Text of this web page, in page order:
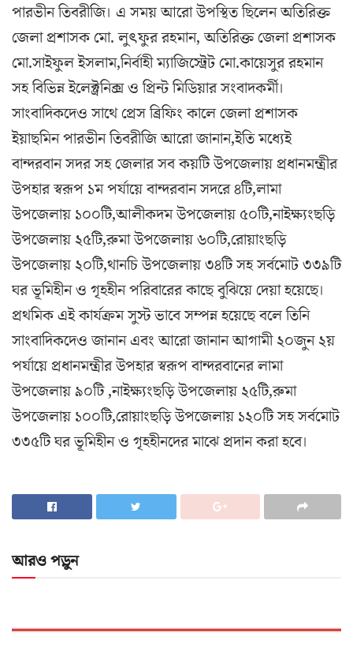
পারভীন তিবরীজি। এ সময় আরো উপস্থিত ছিলেন অতিরিক্ত
জেলা প্রশাসক মো. লুৎফুর রহমান, অতিরিক্ত জেলা প্রশাসক
মো.সাইফুল ইসলাম,নির্বাহী ম্যাজিস্ট্রেট মো.কায়েসুর রহমান
সহ বিভিন্ন ইলেক্ট্রনিক্স ও প্রিন্ট মিডিয়ার সংবাদকর্মী।
সাংবাদিকদেও সাথে প্রেস ব্রিফিং কালে জেলা প্রশাসক
ইয়াছমিন পারভীন তিবরীজি আরো জানান,ইতি মধ্যেই
বান্দরবান সদর সহ জেলার সব কয়টি উপজেলায় প্রধানমন্ত্রীর
উপহার স্বরূপ ১ম পর্যায়ে বান্দরবান সদরে ৪টি,লামা
উপজেলায় ১০০টি,আলীকদম উপজেলায় ৫০টি,নাইক্ষ্যংছড়ি
উপজেলায় ২৫টি,রুমা উপজেলায় ৬০টি,রোয়াংছড়ি
উপজেলায় ২০টি,থানচি উপজেলায় ৩৪টি সহ সর্বমোট ৩৩৯টি
ঘর ভূমিহীন ও গৃহহীন পরিবারের কাছে বুঝিয়ে দেয়া হয়েছে।
প্রথমিক এই কার্যক্রম সুস্ট ভাবে সম্পন্ন হয়েছে বলে তিনি
সাংবাদিকদেও জানান এবং আরো জানান আগামী ২০জুন ২য়
পর্যায়ে প্রধানমন্ত্রীর উপহার স্বরূপ বান্দরবানের লামা
উপজেলায় ৯০টি ,নাইক্ষ্যংছড়ি উপজেলায় ২৫টি,রুমা
উপজেলায় ১০০টি,রোয়াংছড়ি উপজেলায় ১২০টি সহ সর্বমোট
৩৩৫টি ঘর ভূমিহীন ও গৃহহীনদের মাঝে প্রদান করা হবে।
আরও পড়ুন